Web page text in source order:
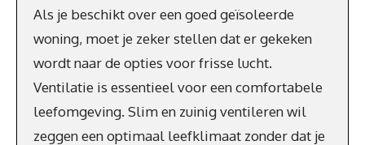
Als je beschikt over een goed geïsoleerde
woning, moet je zeker stellen dat er gekeken
wordt naar de opties voor frisse lucht.
Ventilatie is essentieel voor een comfortabele
leefomgeving. Slim en zuinig ventileren wil
zeggen een optimaal leefklimaat zonder dat je